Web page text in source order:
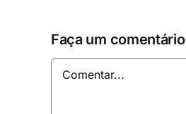
Faça um comentário
Comentar